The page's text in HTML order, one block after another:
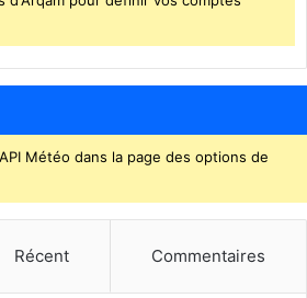
Météo dans la page des options de
Récent Commentaires